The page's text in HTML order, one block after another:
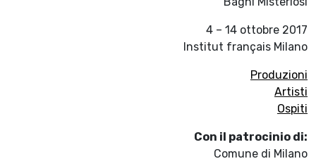
4 – 14 ottobre 2017
Institut français Milano
Produzioni
Artisti
Ospiti
Con il patrocinio di:
Comune di Milano